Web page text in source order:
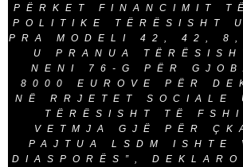
PËRKET FINANCIMIT
POLITIKE TËRËSISHT
PRA MODELI 42, 42, 8,
U PRANUA
NENI 76-G PËR
8000 EUROVE PËR
NË RRJETET SOCIALE
TËRËSISHT TË
VETMJA GJË PËR
PAJTUA LSDM ISHTE
DIASPORËS”,